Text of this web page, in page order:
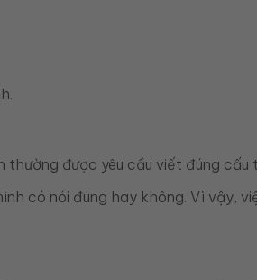
được yêu cầu viết đúng
có nói đúng hay không. Vì vậy,